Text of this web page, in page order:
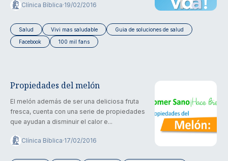
Clínica Bíblica·19/02/2016
Salud Vivi mas saludable
Guia de soluciones de salud
Facebook
100 mil fans
Propiedades del melón
El melón además de ser una deliciosa fruta
fresca, cuenta con una serie de propiedades
que ayudan a disminuir el calor e...
Clínica Bíblica·17/02/2016